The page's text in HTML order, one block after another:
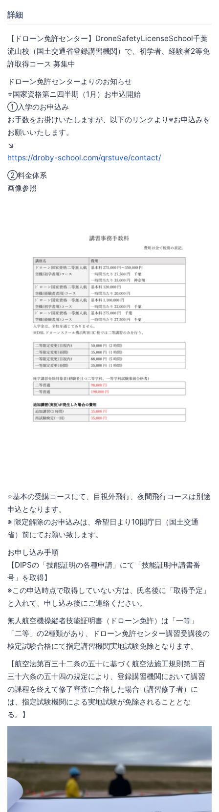
詳細
【ドローン免許センター】DroneSafetyLicenseSchool千葉
流山校（国土交通省登録講習機関）で、初学者、経験者2等免
許取得コース 募集中
ドローン免許センターよりのお知らせ
⭐️国家資格第ニ四半期（1月）お申込開始
①入学のお申込み
お手数をお掛けいたしますが、以下のリンクより※お申込みを
お願いいたします。
↘️
https://droby-school.com/qrstuve/contact/
②料金体系
画像参照
⭐️基本の受講コースにて、目視外飛行、夜間飛行コースは別途
申込となります。
※ 限定解除のお申込みは、希望日より10開庁日（国土交通
省）前にてお願い致します。
お申し込み手順
【DIPSの「技能証明の各種申請」にて「技能証明申請書番
号」を取得】
※この申込時点で取得していない方は、氏名後に「取得予定」
と入れて、申し込み後にご連絡ください。
無人航空機操縦者技能証明書（ドローン免許）は「一等」
「二等」の2種類があり、ドローン免許センター講習受講後の
検定試験合格にて指定講習機関実地試験免除となります。
【航空法第百三十二条の五十に基づく航空法施工規則第二百
三十六条の五十四の規定により、登録講習機関において講習
の課程を終えて修了審査に合格した場合（講習修了者）に
は、指定試験機関による実地試験が免除されることとな
る。】